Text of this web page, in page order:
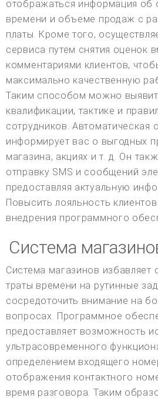
отображаться информация об
времени и объеме продаж с
платы. Кроме того,
сервиса путем снятия оценок
комментариями клиентов,
максимально качественную
Таким способом можно
квалификации, тактике и
сотрудников. Автоматическая
информирует вас о выгодных
магазина, акциях и т. д. Он
отправку SMS и сообщений
предоставляя актуальную
Повысить лояльность
внедрения программного
Система
Система магазинов избавляет
траты времени на рутинные
сосредоточить внимание на
вопросах. Программное
предоставляет возможность
ультрасовременного
определением входящего
отображения контактного
время разговора. Таким